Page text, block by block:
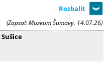
(Zapsal: Muzeum Šumavy, 14.07.26)